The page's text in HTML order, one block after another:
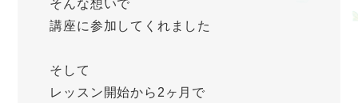
そんな想いで
講座に参加してくれました
そして
レッスン開始から2ヶ月で